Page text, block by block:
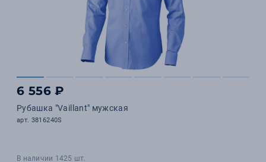
6 556 ₽
Рубашка "Vaillant" мужская
арт. 3816240S
В наличии 1425 шт.